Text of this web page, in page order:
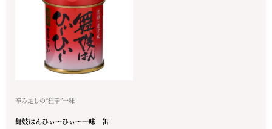
辛み足しの“狂辛”一味
舞妓はんひぃ～ひぃ～一味 缶